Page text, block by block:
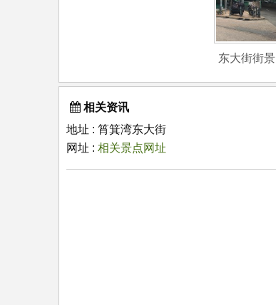
东大街街景
相关资讯
地址 : 筲箕湾东大街
网址 : 相关景点网址